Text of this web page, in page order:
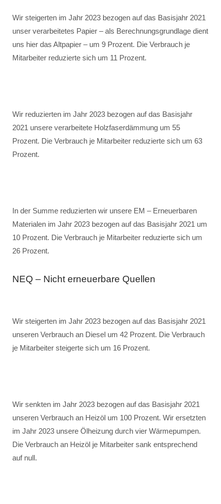
Wir steigerten im Jahr 2023 bezogen auf das Basisjahr 2021
unser verarbeitetes Papier – als Berechnungsgrundlage dient
uns hier das Altpapier – um 9 Prozent. Die Verbrauch je
Mitarbeiter reduzierte sich um 11 Prozent.
Wir reduzierten im Jahr 2023 bezogen auf das Basisjahr
2021 unsere verarbeitete Holzfaserdämmung um 55
Prozent. Die Verbrauch je Mitarbeiter reduzierte sich um 63
Prozent.
In der Summe reduzierten wir unsere EM – Erneuerbaren
Materialen im Jahr 2023 bezogen auf das Basisjahr 2021 um
10 Prozent. Die Verbrauch je Mitarbeiter reduzierte sich um
26 Prozent.
NEQ – Nicht erneuerbare Quellen
Wir steigerten im Jahr 2023 bezogen auf das Basisjahr 2021
unseren Verbrauch an Diesel um 42 Prozent. Die Verbrauch
je Mitarbeiter steigerte sich um 16 Prozent.
Wir senkten im Jahr 2023 bezogen auf das Basisjahr 2021
unseren Verbrauch an Heizöl um 100 Prozent. Wir ersetzten
im Jahr 2023 unsere Ölheizung durch vier Wärmepumpen.
Die Verbrauch an Heizöl je Mitarbeiter sank entsprechend
auf null.